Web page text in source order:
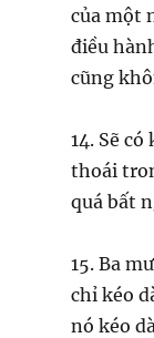
của một
điều
cũng
14. Sẽ
thoái
quá bất
15. Ba
chỉ kéo
nó kéo